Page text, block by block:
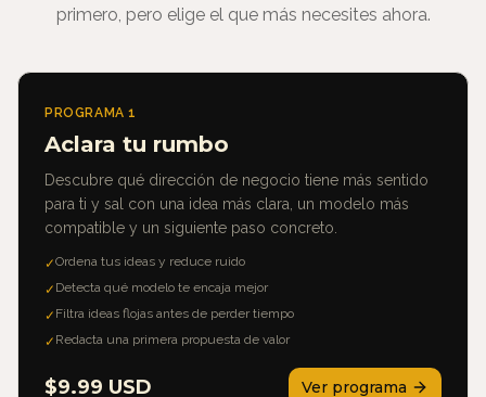
primero, pero elige el que más necesites ahora.
PROGRAMA1
Aclara tu rumbo
Descubre qué dirección de negocio tiene más sentido
para ti y sal con una idea más clara, un modelo más
compatible y un siguiente paso concreto.
✓Ordena tus ideas y reduce ruido
✓ Detecta qué modelo te encaja mejor
✓ Filtra ideas flojas antes de perder tiempo
✓ Redacta una primera propuesta de valor
$9.99 USD Ver programa